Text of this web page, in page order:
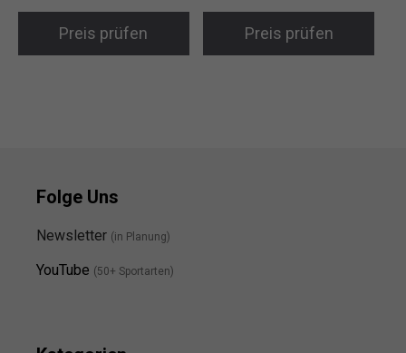
Preis prüfen Preis prüfen
Folge Uns
Newsletter (in Planung)
YouTube (50+ Sportarten)